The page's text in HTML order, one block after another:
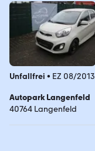
Unfallfrei • EZ 08/2013
Autopark Langenfeld
40764 Langenfeld